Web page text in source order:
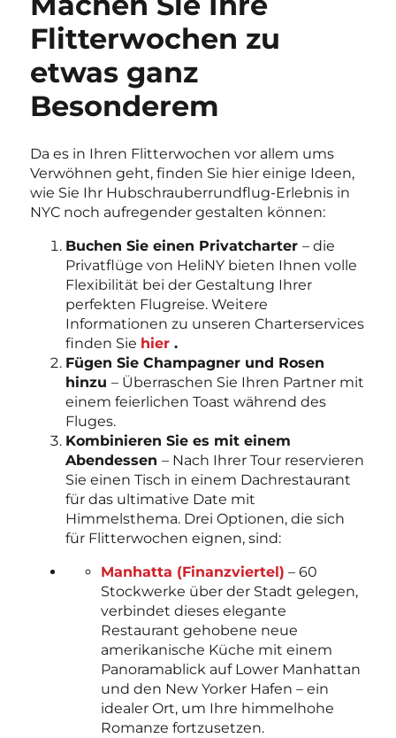
Flitterwochen zu
etwas ganz
Besonderem
Da es in Ihren Flitterwochen vor allem ums
Verwöhnen geht, finden Sie hier einige Ideen,
wie Sie Ihr Hubschrauberrundflug-Erlebnis in
NYC noch aufregender gestalten können:
Buchen Sie einen Privatcharter – die
Privatflüge von HeliNY bieten Ihnen volle
Flexibilität bei der Gestaltung Ihrer
perfekten Flugreise. Weitere
Informationen zu unseren Charterservices
finden Sie hier .
Fügen Sie Champagner und Rosen
hinzu – Überraschen Sie Ihren Partner mit
einem feierlichen Toast während des
Fluges.
Kombinieren Sie es mit einem
Abendessen – Nach Ihrer Tour reservieren
Sie einen Tisch in einem Dachrestaurant
für das ultimative Date mit
Himmelsthema. Drei Optionen, die sich
für Flitterwochen eignen, sind:
Manhatta (Finanzviertel) – 60
Stockwerke über der Stadt gelegen,
verbindet dieses elegante
Restaurant gehobene neue
amerikanische Küche mit einem
Panoramablick auf Lower Manhattan
und den New Yorker Hafen – ein
idealer Ort, um Ihre himmelhohe
Romanze fortzusetzen.